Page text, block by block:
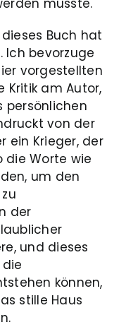
Buch hat
bevorzuge
vorgestellten
Kritik am Autor,
persönlichen
von der
ein Krieger, der
die Worte wie
um den
der
und dieses
können,
stille Haus